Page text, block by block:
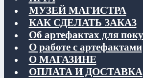
МУЗЕЙ МАГИСТРА
КАК СДЕЛАТЬ ЗАКАЗ
Об артефактах для
О работе с артефактами
О МАГАЗИНЕ
ОПЛАТА И ДОСТАВКА